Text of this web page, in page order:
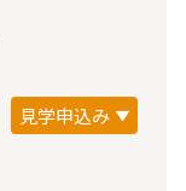
見学申込み